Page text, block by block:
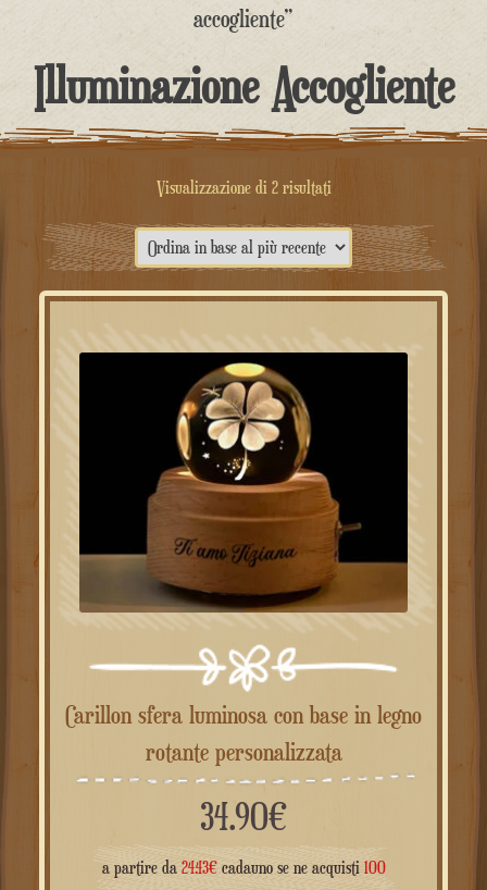
accogliente”
Illuminazione Accogliente
Visualizzazione di 2 risultatiOrdina
in
base
recente
Carillon sfera luminosa con base in legno
rotante personalizzata
34.90€
a partire da 24.43€cadauno se ne acquisti100